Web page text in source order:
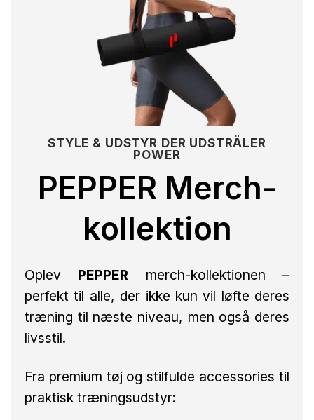
STYLE & UDSTYR DER UDSTRÅLER
POWER
PEPPER Merch-
kollektion
Oplev PEPPER merch-kollektionen –
perfekt til alle, der ikke kun vil løfte deres
træning til næste niveau, men også deres
livsstil.
Fra premium tøj og stilfulde accessories til
praktisk træningsudstyr: